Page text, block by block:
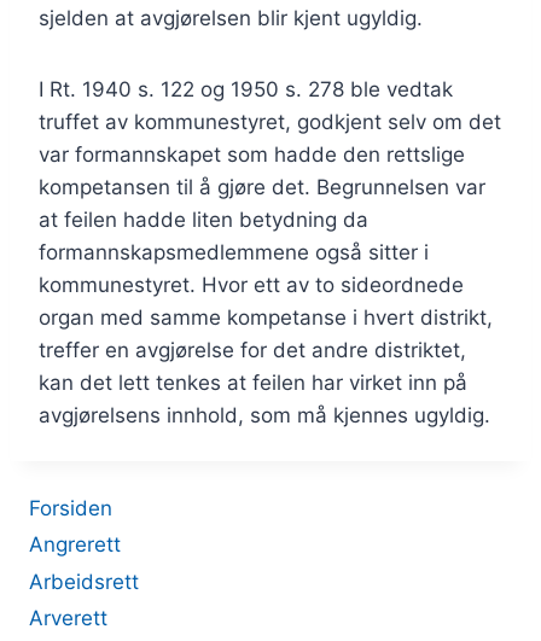
sjelden at avgjørelsen blir kjent ugyldig.
I Rt. 1940 s. 122 og 1950 s. 278 ble vedtak
truffet av kommunestyret, godkjent selv om det
var formannskapet som hadde den rettslige
kompetansen til å gjøre det. Begrunnelsen var
at feilen hadde liten betydning da
formannskapsmedlemmene også sitter i
kommunestyret. Hvor ett av to sideordnede
organ med samme kompetanse i hvert distrikt,
treffer en avgjørelse for det andre distriktet,
kan det lett tenkes at feilen har virket inn på
avgjørelsens innhold, som må kjennes ugyldig.
Forsiden
Angrerett
Arbeidsrett
Arverett